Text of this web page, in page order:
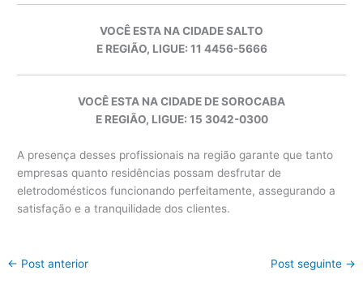
VOCÊ ESTA NA CIDADE SALTO
E REGIÃO, LIGUE: 11 4456-5666
VOCÊ ESTA NA CIDADE DE SOROCABA
E REGIÃO, LIGUE: 15 3042-0300
A presença desses profissionais na região garante que tanto
empresas quanto residências possam desfrutar de
eletrodomésticos funcionando perfeitamente, assegurando a
satisfação e a tranquilidade dos clientes.
← Post anterior Post seguinte →